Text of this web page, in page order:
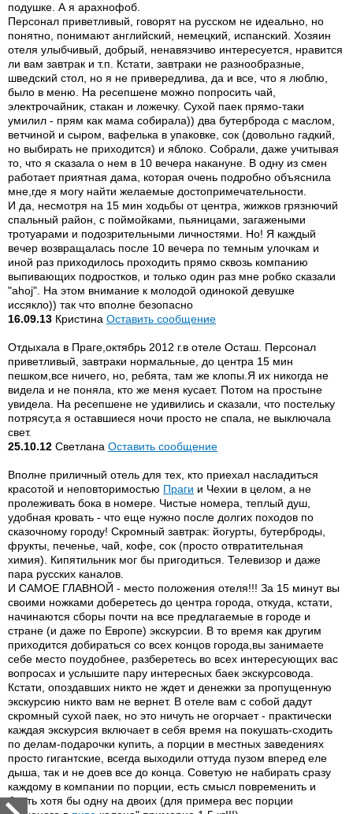
подушке. А я арахнофоб.
Персонал приветливый, говорят на русском не идеально, но
понятно, понимают английский, немецкий, испанский. Хозяин
отеля улыбчивый, добрый, ненавязчиво интересуется, нравится
ли вам завтрак и т.п. Кстати, завтраки не разнообразные,
шведский стол, но я не привередлива, да и все, что я люблю,
было в меню. На ресепшене можно попросить чай,
электрочайник, стакан и ложечку. Сухой паек прямо-таки
умилил - прям как мама собирала)) два бутерброда с маслом,
ветчиной и сыром, вафелька в упаковке, сок (довольно гадкий,
но выбирать не приходится) и яблоко. Собрали, даже учитывая
то, что я сказала о нем в 10 вечера накануне. В одну из смен
работает приятная дама, которая очень подробно объяснила
мне,где я могу найти желаемые достопримечательности.
И да, несмотря на 15 мин ходьбы от центра, жижков грязнючий
спальный район, с поймойками, пьяницами, загажеными
тротуарами и подозрительными личностями. Но! Я каждый
вечер возвращалась после 10 вечера по темным улочкам и
иной раз приходилось проходить прямо сквозь компанию
выпивающих подростков, и только один раз мне робко сказали
"ahoj". На этом внимание к молодой одинокой девушке
иссякло)) так что вполне безопасно
16.09.13 Кристина Оставить сообщение
Отдыхала в Праге,октябрь 2012 г.в отеле Осташ. Персонал
приветливый, завтраки нормальные, до центра 15 мин
пешком,все ничего, но, ребята, там же клопы.Я их никогда не
видела и не поняла, кто же меня кусает. Потом на простыне
увидела. На ресепшене не удивились и сказали, что постельку
потрясут,а я оставшиеся ночи просто не спала, не выключала
свет.
25.10.12 Светлана Оставить сообщение
Вполне приличный отель для тех, кто приехал насладиться
красотой и неповторимостью Праги и Чехии в целом, а не
пролеживать бока в номере. Чистые номера, теплый душ,
удобная кровать - что еще нужно после долгих походов по
сказочному городу! Скромный завтрак: йогурты, бутерброды,
фрукты, печенье, чай, кофе, сок (просто отвратительная
химия). Кипятильник мог бы пригодиться. Телевизор и даже
пара русских каналов.
И САМОЕ ГЛАВНОЙ - место положения отеля!!! За 15 минут вы
своими ножками доберетесь до центра города, откуда, кстати,
начинаются сборы почти на все предлагаемые в городе и
стране (и даже по Европе) экскурсии. В то время как другим
приходится добираться со всех концов города,вы занимаете
себе место поудобнее, разберетесь во всех интересующих вас
вопросах и услышите пару интересных баек экскурсовода.
Кстати, опоздавших никто не ждет и денежки за пропущенную
экскурсию никто вам не вернет. В отеле вам с собой дадут
скромный сухой паек, но это ничуть не огорчает - практически
каждая экскурсия включает в себя время на покушать-сходить
по делам-подарочки купить, а порции в местных заведениях
просто гигантские, всегда выходили оттуда пузом вперед еле
дыша, так и не доев все до конца. Советую не набирать сразу
каждому в компании по порции, есть смысл повременить и
брать хотя бы одну на двоих (для примера вес порции